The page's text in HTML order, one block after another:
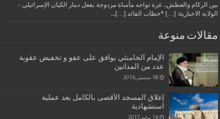
بين الركام والعطش.. غزة تواجه مأساة مزدوجة بفعل دمار الكيان الإسرائيلي -
الولاية الاخبارية: […] *خطاب القائد […]...
مقالات منوعة
الإمام الخامنئي يوافق على عفو و تخفيض عقوبة
عدد من المدانين
18 سبتمبر,2016
إغلاق المسجد الأقصى بالكامل بعد عملية
استشهادية
14 يوليو,2017